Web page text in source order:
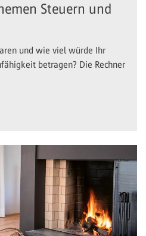
Steuern und
und wie viel würde Ihr
betragen? Die Rechner